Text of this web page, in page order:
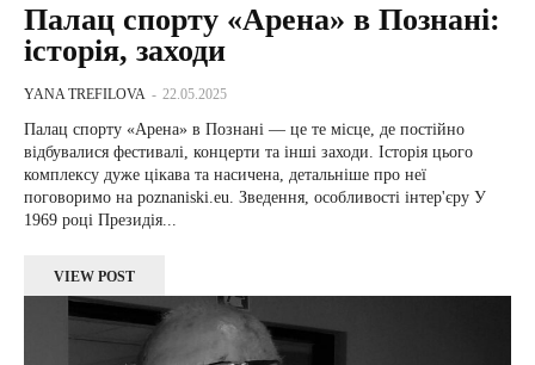
Палац спорту «Арена» в Познані:
історія, заходи
YANA TREFILOVA - 22.05.2025
Палац спорту «Арена» в Познані — це те місце, де постійно
відбувалися фестивалі, концерти та інші заходи. Історія цього
комплексу дуже цікава та насичена, детальніше про неї
поговоримо на poznaniski.eu. Зведення, особливості інтер'єру У
1969 році Президія...
VIEW POST